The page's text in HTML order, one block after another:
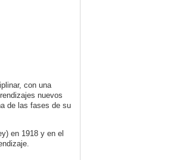
con una
nuevos
de las fases de su
en 1918 y en el